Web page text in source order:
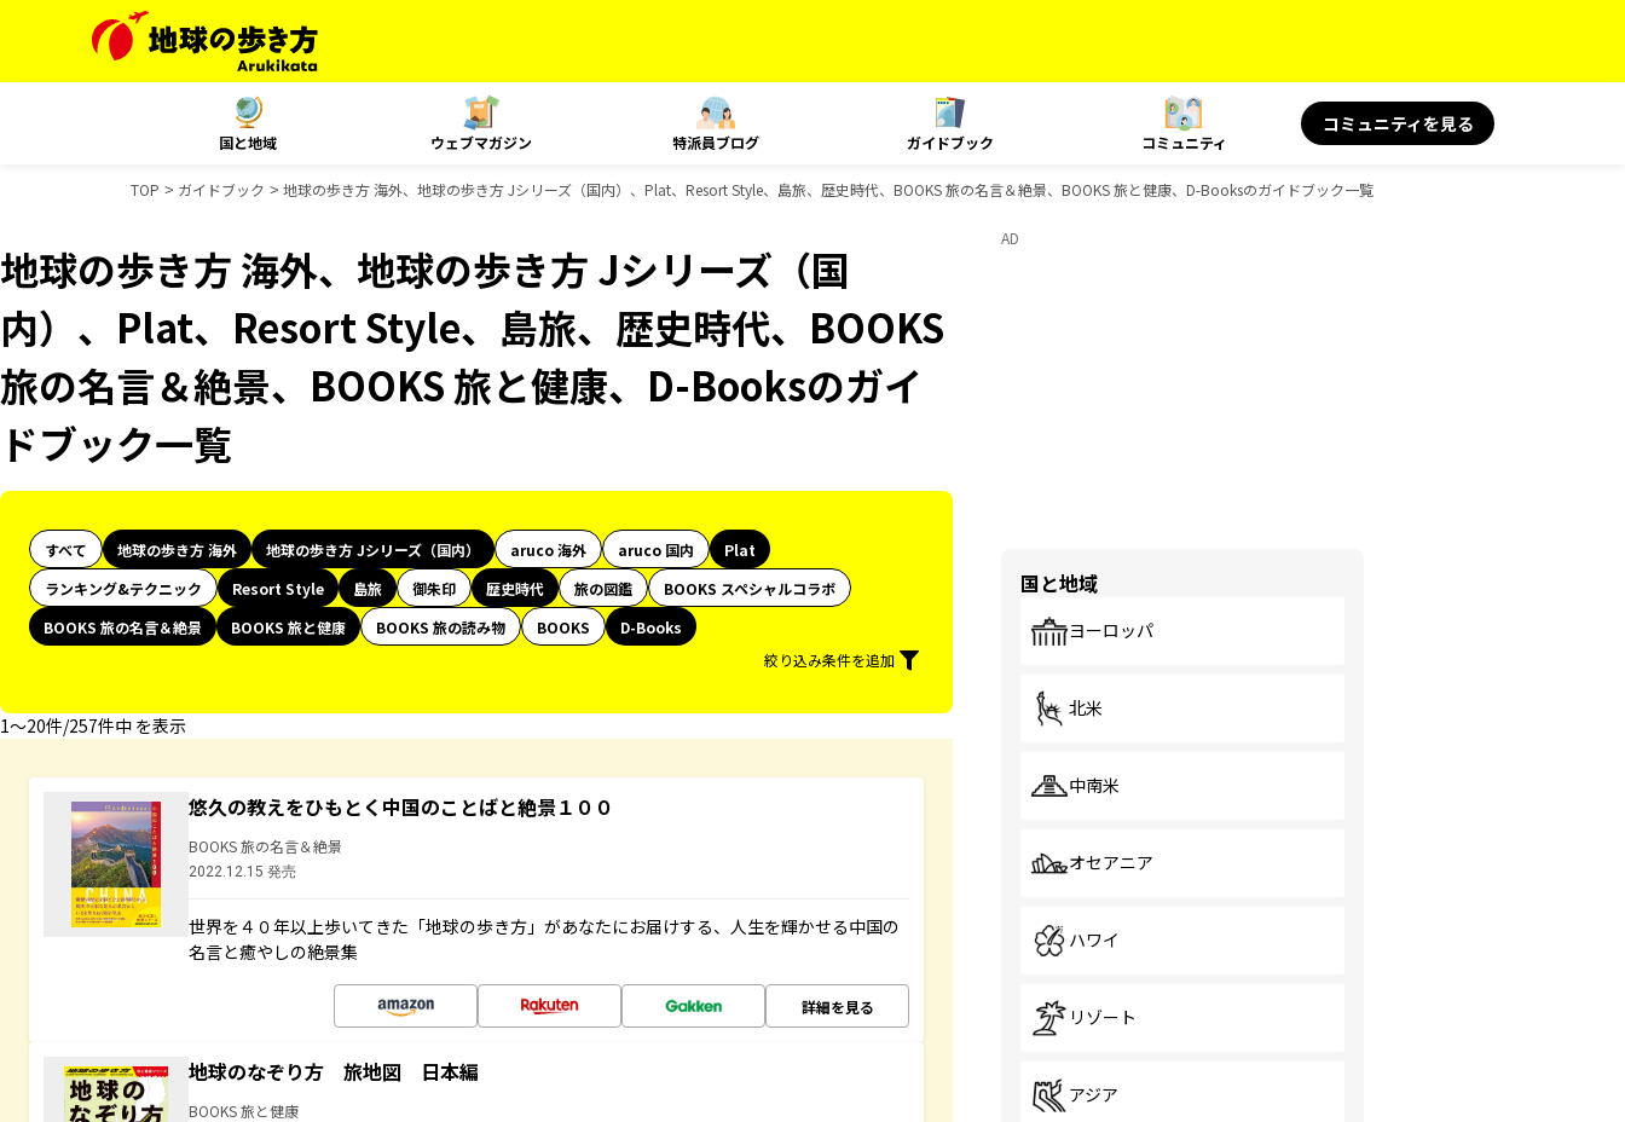
国と地域 ウェブマガジン 特派員ブログ ガイドブック コミュニティ
コミュニティを見る
TOP ガイドブック 地球の歩き方 海外、地球の歩き方 Jシリーズ（国内）、Plat、Resort Style、島旅、歴史時代、BOOKS 旅の名言＆絶景、BOOKS 旅と健康、D-Booksのガイドブック一覧
地球の歩き方 海外、地球の歩き方 Jシリーズ（国
内）、Plat、Resort Style、島旅、歴史時代、BOOKS
旅の名言＆絶景、BOOKS 旅と健康、D-Booksのガイ
ドブック一覧
すべて 地球の歩き方 海外 地球の歩き方 Jシリーズ（国内） aruco 海外 aruco 国内
Plat
ランキング&テクニック
Resort Style 島旅 御朱印 歴史時代 旅の図鑑
BOOKS スペシャルコラボ
BOOKS 旅の名言＆絶景
BOOKS 旅と健康 BOOKS 旅の読み物 BOOKS
D-Books
絞り込み条件を追加
1〜20件/257件中 を表示
悠久の教えをひもとく中国のことばと絶景１００
BOOKS 旅の名言＆絶景
2022.12.15 発売
世界を４０年以上歩いてきた「地球の歩き方」があなたにお届けする、人生を輝かせる中国の
名言と癒やしの絶景集
詳細を見る
地球のなぞり方 旅地図 日本編
BOOKS 旅と健康
AD
国と地域
ヨーロッパ
北米
中南米
オセアニア
ハワイ
リゾート
アジア